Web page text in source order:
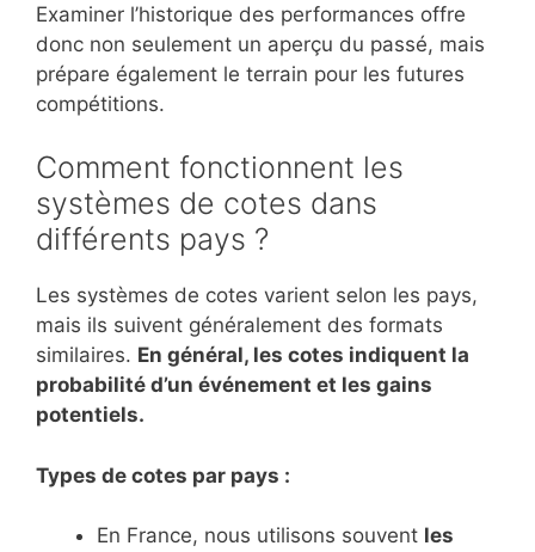
Examiner l’historique des performances offre
donc non seulement un aperçu du passé, mais
prépare également le terrain pour les futures
compétitions.
Comment fonctionnent les
systèmes de cotes dans
différents pays ?
Les systèmes de cotes varient selon les pays,
mais ils suivent généralement des formats
similaires. En général, les cotes indiquent la
probabilité d’un événement et les gains
potentiels.
Types de cotes par pays :
En France, nous utilisons souvent les